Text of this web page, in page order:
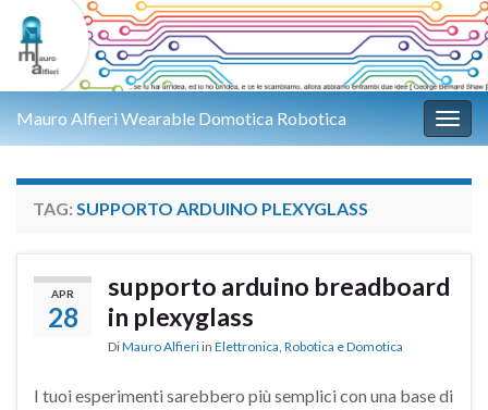
Mauro Alfieri Wearable Domotica Robotica
TAG: SUPPORTO ARDUINO PLEXYGLASS
APR
28
supporto arduino breadboard
in plexyglass
DiMauro Alfieri in Elettronica, Robotica e Domotica
I tuoi esperimenti sarebbero più semplici con una base di